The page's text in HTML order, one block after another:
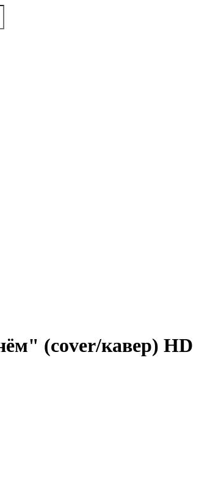
(cover/кавер) HD